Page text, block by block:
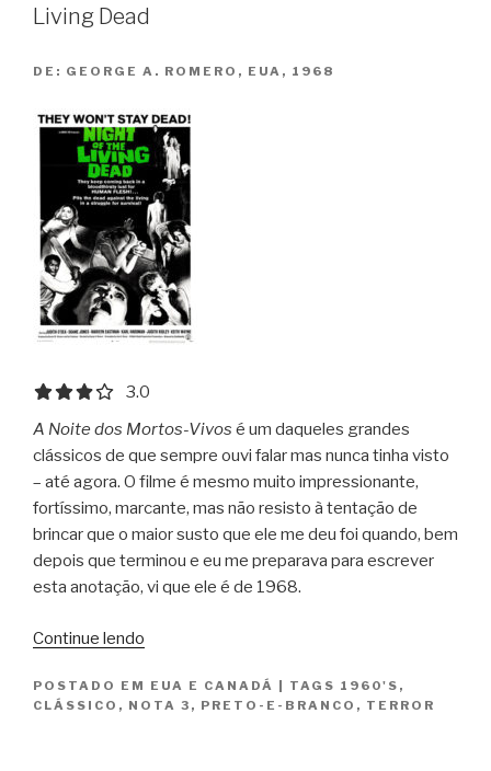
Living Dead
DE: GEORGE A. ROMERO, EUA, 1968
3.0 out of 5.0 stars
3.0
A Noite dos Mortos-Vivos é um daqueles grandes
clássicos de que sempre ouvi falar mas nunca tinha visto
– até agora. O filme é mesmo muito impressionante,
fortíssimo, marcante, mas não resisto à tentação de
brincar que o maior susto que ele me deu foi quando, bem
depois que terminou e eu me preparava para escrever
esta anotação, vi que ele é de 1968.
Continue lendo
dos
Mortos-
POSTADO EM EUA E CANADÁ TAGS 1960'S ,
CLÁSSICO , NOTA 3 , PRETO-E-BRANCO , TERROR